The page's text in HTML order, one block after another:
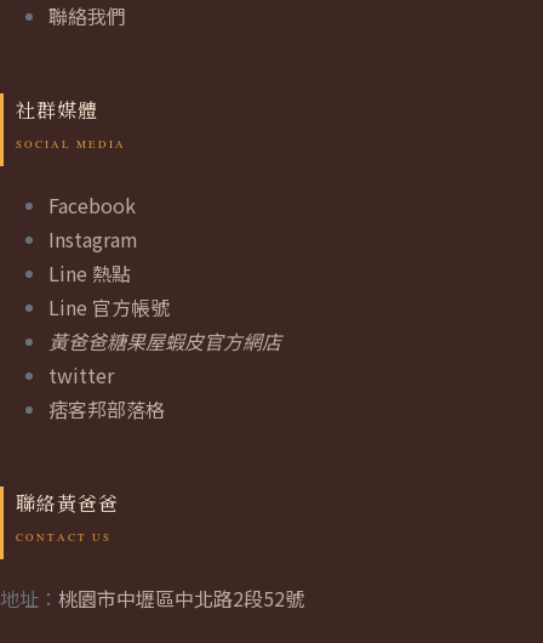
聯絡我們
社群媒體
Facebook
Instagram
Line 熱點
Line 官方帳號
黃爸爸糖果屋蝦皮官方網店
twitter
痞客邦部落格
聯絡黃爸爸
地址： 桃園市中壢區中北路2段52號